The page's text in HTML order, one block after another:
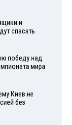
и
спасать
победу над
мира
Киев не
без